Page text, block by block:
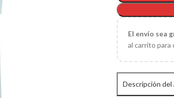
El envío sea
al carrito
Descripción